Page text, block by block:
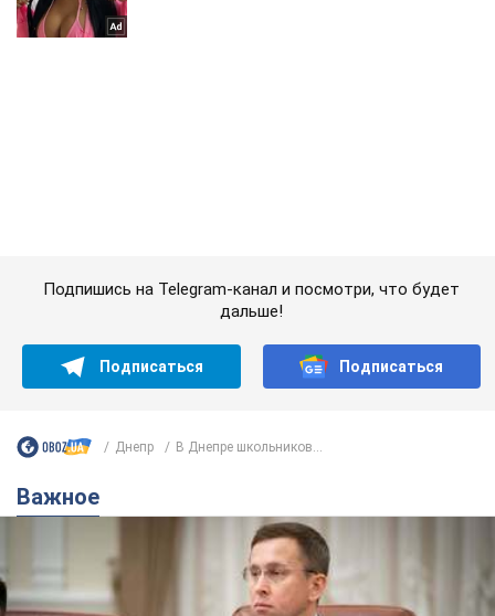
Важное
С 1 сентября украинским учителям повысят
зарплаты: Корецкий раскрыл подробности